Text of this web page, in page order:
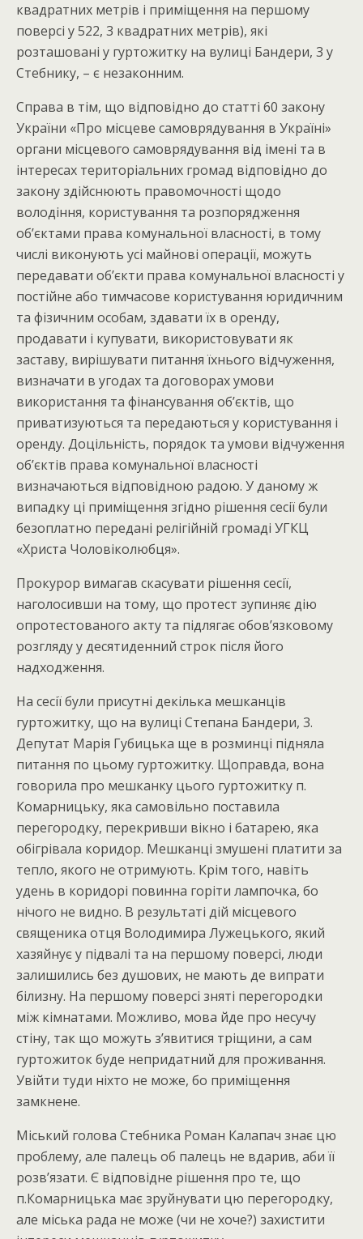
квадратних метрів і приміщення на першому
поверсі у 522, 3 квадратних метрів), які
розташовані у гуртожитку на вулиці Бандери, 3 у
Стебнику, – є незаконним.
Справа в тім, що відповідно до статті 60 закону
України «Про місцеве самоврядування в Україні»
органи місцевого самоврядування від імені та в
інтересах територіальних громад відповідно до
закону здійснюють правомочності щодо
володіння, користування та розпорядження
об’єктами права комунальної власності, в тому
числі виконують усі майнові операції, можуть
передавати об’єкти права комунальної власності у
постійне або тимчасове користування юридичним
та фізичним особам, здавати їх в оренду,
продавати і купувати, використовувати як
заставу, вирішувати питання їхнього відчуження,
визначати в угодах та договорах умови
використання та фінансування об’єктів, що
приватизуються та передаються у користування і
оренду. Доцільність, порядок та умови відчуження
об’єктів права комунальної власності
визначаються відповідною радою. У даному ж
випадку ці приміщення згідно рішення сесії були
безоплатно передані релігійній громаді УГКЦ
«Христа Чоловіколюбця».
Прокурор вимагав скасувати рішення сесії,
наголосивши на тому, що протест зупиняє дію
опротестованого акту та підлягає обов’язковому
розгляду у десятиденний строк після його
надходження.
На сесії були присутні декілька мешканців
гуртожитку, що на вулиці Степана Бандери, 3.
Депутат Марія Губицька ще в розминці підняла
питання по цьому гуртожитку. Щоправда, вона
говорила про мешканку цього гуртожитку п.
Комарницьку, яка самовільно поставила
перегородку, перекривши вікно і батарею, яка
обігрівала коридор. Мешканці змушені платити за
тепло, якого не отримують. Крім того, навіть
удень в коридорі повинна горіти лампочка, бо
нічого не видно. В результаті дій місцевого
священика отця Володимира Лужецького, який
хазяйнує у підвалі та на першому поверсі, люди
залишились без душових, не мають де випрати
білизну. На першому поверсі зняті перегородки
між кімнатами. Можливо, мова йде про несучу
стіну, так що можуть з’явитися тріщини, а сам
гуртожиток буде непридатний для проживання.
Увійти туди ніхто не може, бо приміщення
замкнене.
Міський голова Стебника Роман Калапач знає цю
проблему, але палець об палець не вдарив, аби її
розв’язати. Є відповідне рішення про те, що
п.Комарницька має зруйнувати цю перегородку,
але міська рада не може (чи не хоче?) захистити